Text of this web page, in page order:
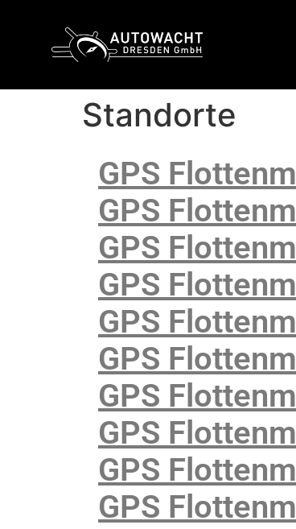
Standorte
GPS
GPS
GPS
GPS
GPS
GPS
GPS
GPS
GPS
GPS